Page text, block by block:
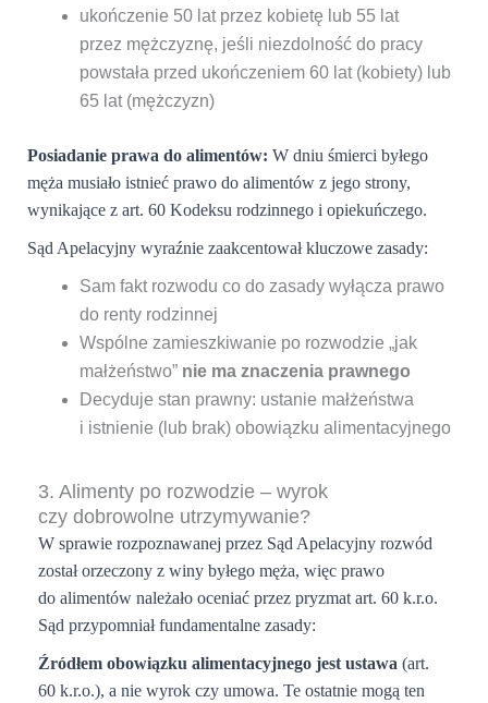
ukończenie 50 lat przez kobietę lub 55 lat
przez mężczyznę, jeśli niezdolność do pracy
powstała przed ukończeniem 60 lat (kobiety) lub
65 lat (mężczyzn)
Posiadanie prawa do alimentów: W dniu śmierci byłego
męża musiało istnieć prawo do alimentów z jego strony,
wynikające z art. 60 Kodeksu rodzinnego i opiekuńczego.
Sąd Apelacyjny wyraźnie zaakcentował kluczowe zasady:
Sam fakt rozwodu co do zasady wyłącza prawo
do renty rodzinnej
Wspólne zamieszkiwanie po rozwodzie „jak
małżeństwo” nie ma znaczenia prawnego
Decyduje stan prawny: ustanie małżeństwa
i istnienie (lub brak) obowiązku alimentacyjnego
3. Alimenty po rozwodzie – wyrok
czy dobrowolne utrzymywanie?
W sprawie rozpoznawanej przez Sąd Apelacyjny rozwód
został orzeczony z winy byłego męża, więc prawo
do alimentów należało oceniać przez pryzmat art. 60 k.r.o.
Sąd przypomniał fundamentalne zasady:
Źródłem obowiązku alimentacyjnego jest ustawa (art.
60 k.r.o.), a nie wyrok czy umowa. Te ostatnie mogą ten